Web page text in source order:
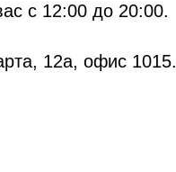
с 12:00 до 20:00.
12а, офис 1015.